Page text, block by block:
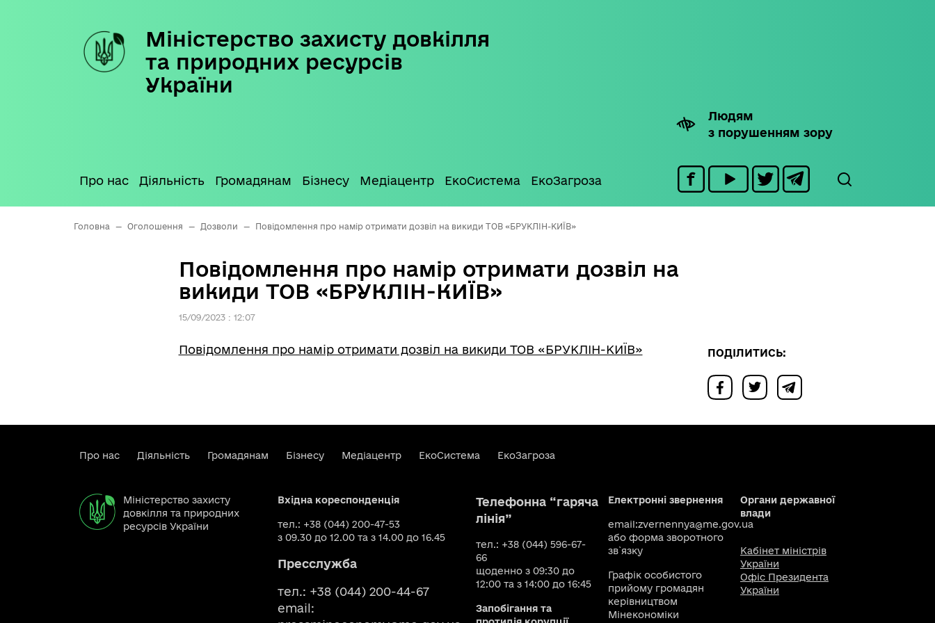
Міністерство захисту довкілля
та природних ресурсів
України
Людям
з порушенням зору
Про нас Діяльність Громадянам Бізнесу Медіацентр ЕкоСистема ЕкоЗагроза
Головна — Оголошення — Дозволи — Повідомлення про намір отримати дозвіл на викиди ТОВ «БРУКЛІН-КИЇВ»
Повідомлення про намір отримати дозвіл на
викиди ТОВ «БРУКЛІН-КИЇВ»
15/09/2023 : 12:07
Повідомлення про намір отримати дозвіл на викиди ТОВ «БРУКЛІН-КИЇВ» ПОДІЛИТИСЬ:
Про нас Діяльність Громадянам Бізнесу Медіацентр ЕкоСистема ЕкоЗагроза
Міністерство захисту
довкілля та природних
ресурсів України
Вхідна кореспонденція
тел.: +38 (044) 200-47-53
з 09.30 до 12.00 та з 14.00 до 16.45
Пресслужба
тел.: +38 (044) 200-44-67
email:
Телефонна “гаряча
лінія”
тел.: +38 (044) 596-67-
66
щоденно з 09:30 до
12:00 та з 14:00 до 16:45
Запобігання та
Електронні звернення
email:zvernennya@me.gov.ua
або форма зворотного
зв`язку
Графік особистого
прийому громадян
керівництвом
Мінекономіки
Органи державної
влади
Кабінет міністрів
України
Офіс Президента
України